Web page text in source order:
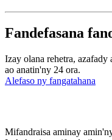
Fandefasana
Izay olana rehetra,
ao anatin'ny 24 ora.
Alefaso ny fangatahana
Mifandraisa aminay